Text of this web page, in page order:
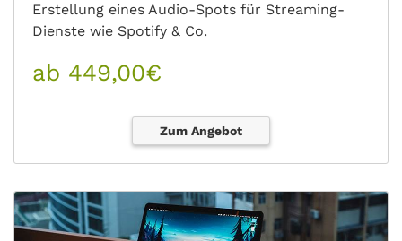
Erstellung eines Audio-Spots für Streaming-
Dienste wie Spotify & Co.
ab 449,00€
Zum Angebot